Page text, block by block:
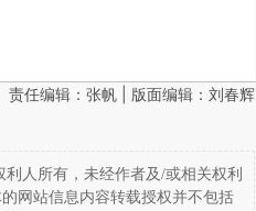
责任编辑：张帆 | 版面编辑：刘春辉
人所有，未经作者及/或相关权利
网站信息内容转载授权并不包括